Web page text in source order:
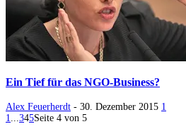
Ein Tief für das NGO-Business?
Alex Feuerherdt - 30. Dezember 2015 1
1
345Seite 4 von 5